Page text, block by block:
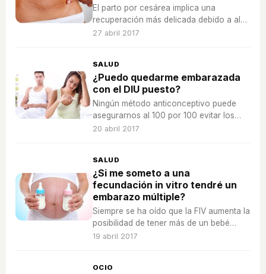
El parto por cesárea implica una
recuperación más delicada debido a al
cicatriz de la cesárea, te explicamos
27 abril 2017
SALUD
¿Puedo quedarme embarazada
con el DIU puesto?
Ningún método anticonceptivo puede
asegurarnos al 100 por 100 evitar los
embarazos, pero el DIU es uno de los
20 abril 2017
SALUD
¿Si me someto a una
fecundación in vitro tendré un
embarazo múltiple?
Siempre se ha oído que la FIV aumenta la
posibilidad de tener más de un bebé
porque son varios los embriones que se
19 abril 2017
OCIO